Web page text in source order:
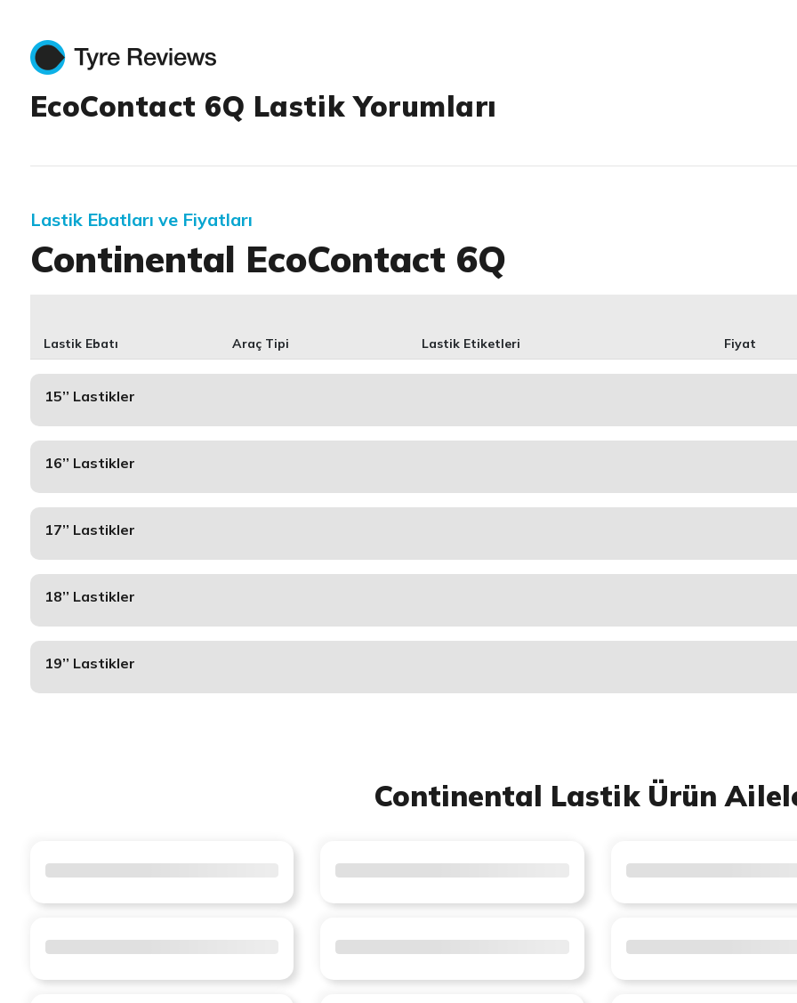
EcoContact 6Q Lastik Yorumları
Lastik Ebatları ve Fiyatları
Continental EcoContact 6Q
Lastik Ebatı Araç Tipi Lastik Etiketleri Fiyat
15’’ Lastikler
16’’ Lastikler
17’’ Lastikler
18’’ Lastikler
19’’ Lastikler
Continental Lastik Ürün